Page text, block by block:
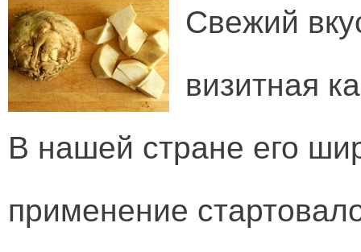
Свежий
визитная
В нашей стране его
применение